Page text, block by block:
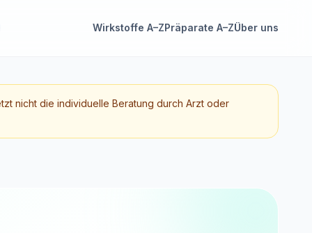
Wirkstoffe A–ZPräparate A–ZÜber uns
nicht die individuelle Beratung durch Arzt oder